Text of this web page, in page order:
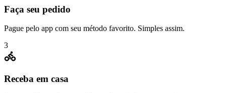
Faça seu pedido
Pague pelo app com seu método favorito. Simples assim.
3
Receba em casa